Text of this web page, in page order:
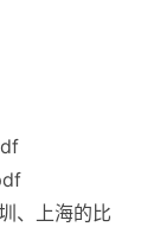
、上海的比